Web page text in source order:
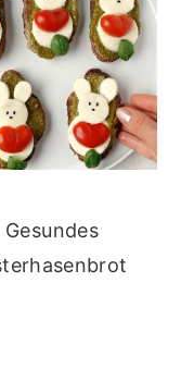
Gesundes